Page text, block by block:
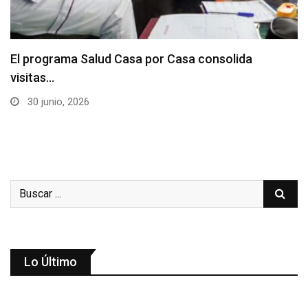
El programa Salud Casa por Casa consolida
visitas…
30 junio, 2026
Lo Último